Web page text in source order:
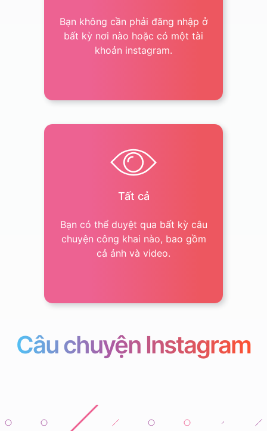
Bạn không cần phải đăng nhập ở
bất kỳ nơi nào hoặc có một tài
khoản instagram.
Tất cả
Bạn có thể duyệt qua bất kỳ câu
chuyện công khai nào, bao gồm
cả ảnh và video.
Câu chuyện Instagram